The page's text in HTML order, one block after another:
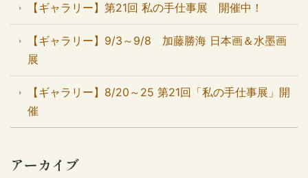
【ギャラリー】第21回 私の手仕事展 開催中！
【ギャラリー】9/3～9/8 加藤勝海 日本画＆水墨画
展
【ギャラリー】8/20～25 第21回「私の手仕事展」開
催
アーカイブ